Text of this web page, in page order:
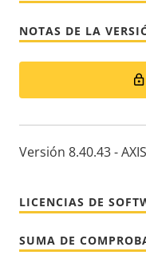
NOTAS DE LA
Versión 8.40.43 -
LICENCIAS DE
SUMA DE